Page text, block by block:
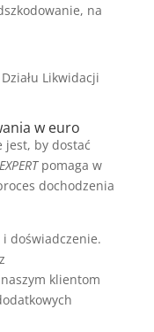
na
Likwidacji
w euro
jest, by dostać
pomaga w
dochodzenia
doświadczenie.
klientom